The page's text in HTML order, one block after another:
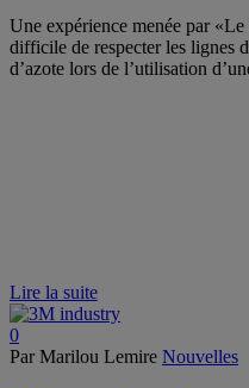
Une expérience menée par
difficile de respecter les lignes
d’azote lors de l’utilisation
Lire la suite
0
Par Marilou Lemire Nouvelles